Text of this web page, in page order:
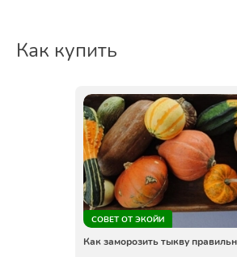
Как купить
СОВЕТ ОТ ЭКОЙИ
Как заморозить тыкву